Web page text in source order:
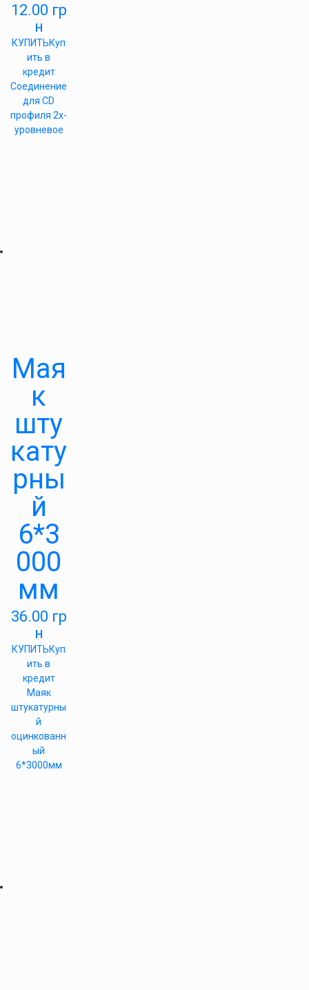
12.00 гр
н
КУПИТЬКуп
ить в
кредит
Соединение
для CD
профиля 2х-
уровневое
Мая
к
шту
кату
рны
й
6*3
000
мм
36.00 гр
н
КУПИТЬКуп
ить в
кредит
Маяк
штукатурны
й
оцинкованн
ый
6*3000мм